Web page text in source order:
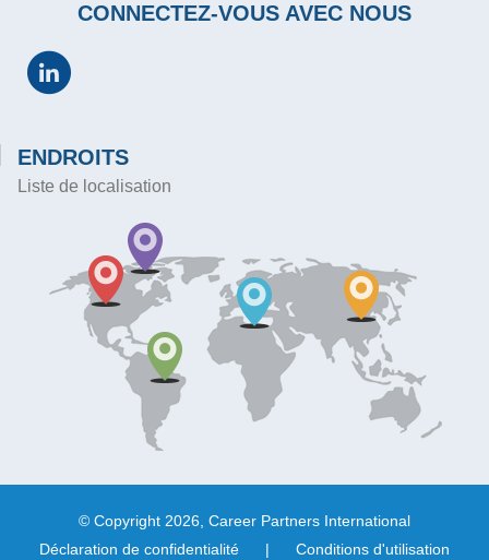
CONNECTEZ-VOUS AVEC NOUS
ENDROITS
Liste de localisation
© Copyright 2026, Career Partners International
Déclaration de confidentialité
| Conditions d'utilisation